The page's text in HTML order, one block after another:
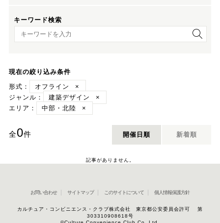
キーワード検索
キーワード検索
現在の絞り込み条件
形式：
オフライン
×
ジャンル：
建築デザイン
×
エリア：
中部・北陸 ×
全0件 開催日順 新着順
記事がありません。
お問い合わせ サイトマップ このサイトについて 個人情報保護方針
カルチュア・コンビニエンス・クラブ株式会社 東京都公安委員会許可 第
303310908618号